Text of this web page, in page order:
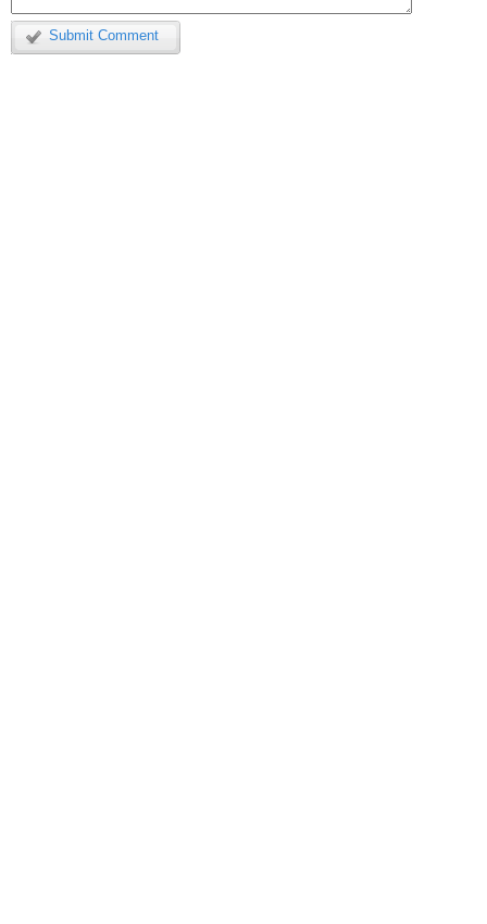
Submit Comment